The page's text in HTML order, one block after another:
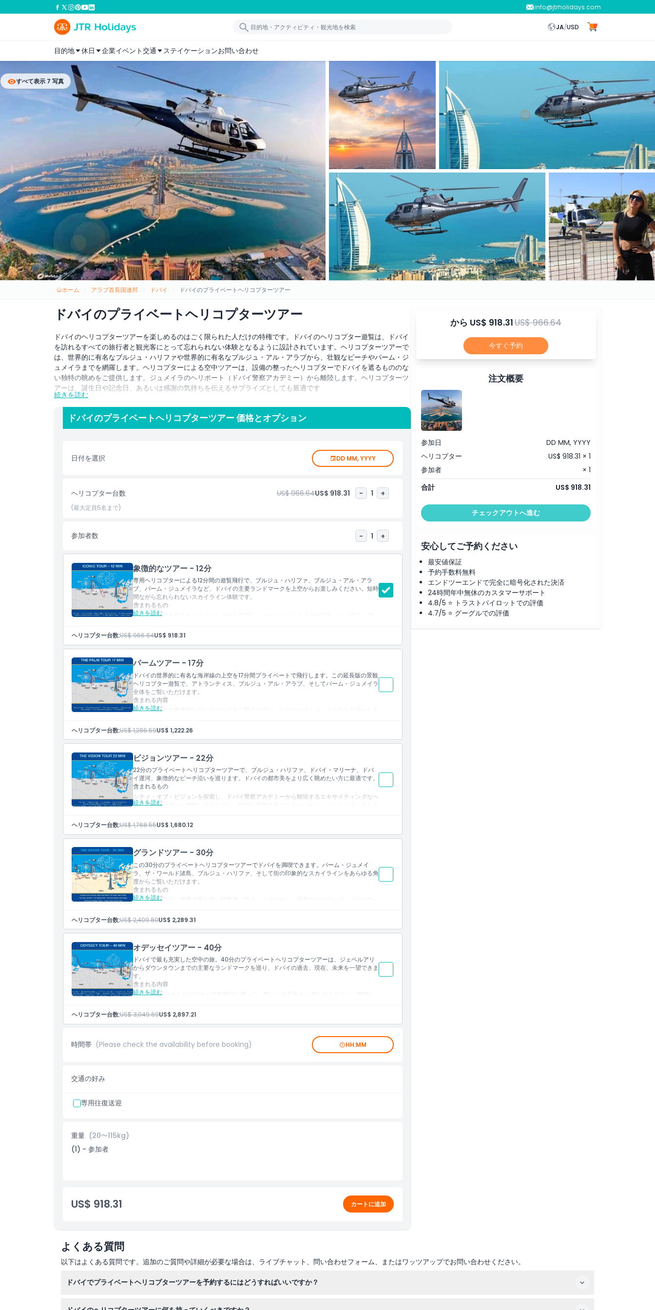
info@jtrholidays.com
JA/USD
目的地 休日 企業イベント交通 ステイケーションお問い合わせ
すべて表示 7 写真
ホーム アラブ首長国連邦 ドバイ ドバイのプライベートヘリコプターツアー
ドバイのプライベートヘリコプターツアー
ドバイのヘリコプターツアーを楽しめるのはごく限られた人だけの特権です。ドバイのヘリコプター遊覧は、ドバイ
を訪れるすべての旅行者と観光客にとって忘れられない体験となるように設計されています。ヘリコプターツアーで
は、世界的に有名なブルジュ・ハリファや世界的に有名なブルジュ・アル・アラブから、壮観なビーチやパーム・ジ
ュメイラまでを網羅します。ヘリコプターによる空中ツアーは、設備の整ったヘリコプターでドバイを遮るもののな
い独特の眺めをご提供します。ジュメイラのヘリポート（ドバイ警察アカデミー）から離陸します。ヘリコプターツ
アーは、誕生日や記念日、あるいは感謝の気持ちを伝えるサプライズとしても最適です
12分から40分のプライベートヘリコプター遊覧からお選びいただけます。世界的に有名な人工島パーム・ジュメイ
ラ、世界で最も豪華なホテルであるブルジュ・アル・アラブ、そして青々とした美しいドバイのビーチ上空の景色を
お楽しみください。パーム ツアー ドバイを体験し、ドバイのもっとも美しいランドマークのいくつかをご覧くださ
ヘリコプターが建物に近づくと、世界一高い建築物ブルジュ・ハリファの一望をお楽しみいただけます。さらに、新
ます。ツアーが進むにつれて、ジュメイラ沿岸の息をのむような景色、有名なポート・ラシード、そしてUAEで最大
の国旗をご覧になり、感嘆することでしょう。
注意事項
キャンセルポリシー
続きを読む
ドバイのプライベートヘリコプターツアー 価格とオプション
日付を選択 DD MM, YYYY
ヘリコプター台数 US$ 966.64US$ 918.31 - 1 +
(最大定員5名まで)
参加者数 - 1 +
象徴的なツアー - 12分
専用ヘリコプターによる12分間の遊覧飛行で、ブルジュ・ハリファ、ブルジュ・アル・アラ
ブ、パーム・ジュメイラなど、ドバイの主要ランドマークを上空からお楽しみください。短時
間ながら忘れられないスカイライン体験です。
続きを読む
含まれるもの
ドバイ警察アカデミー - ヘリパッドから出発し、パーム・ジュメイラやブルジュ・アル・ア
バイのビーチやザ・ワールド諸島の上空を飛行します。世界で最も高い建築物であるブルジ
ュ・ハリファの驚くべき建築美、ドバイ運河、そしてビジネスベイにある他の芸術的に造られ
た高層ビル群の眺めを堪能してください。ドバイの忘れられない思い出とともに戻ります。
ブルジュ・アル・アラブ
パーム・ジュメイラ
ジュメイラ海岸線
ブルジュ・ハリファ
ゴドルフィン
ビジネスベイ
ドバイ運河
ヘリコプター台数:US$ 966.64US$ 918.31
パームツアー - 17分
ドバイの世界的に有名な海岸線の上空を17分間プライベートで飛行します。この延長版の景観
ヘリコプター遊覧で、アトランティス、ブルジュ・アル・アラブ、そしてパーム・ジュメイラ
全体をご覧いただけます。
続きを読む
含まれる内容
空からドバイの象徴的なランドマークをご覧ください。ヘリドバイ・ジュメイラヘリポートを
めを目にすることができます。世界記録を持つ建造物のいくつか、例えば世界一高い建物ブル
ジュ・ハリファや世界一高いホテルであるJWマリオットホテルなども間近でご覧いただけま
す。ツアーが進むにつれ、ジュメイラ海岸線の息をのむような景色や有名なポート・ラシー
17分間の遊覧飛行
パーム・ジュメイラ
ブルジュ・ハリファ
ブルジュ・アル・アラブ
ビーチ
ドバイ・ウォーターカナル
ポート・ラシード
ヘリコプター台数:US$ 1,286.59US$ 1,222.26
ビジョンツアー - 22分
22分のプライベートヘリコプターツアーで、ブルジュ・ハリファ、ドバイ・マリーナ、ドバ
イ運河、象徴的なビーチ沿いを巡ります。ドバイの都市美をより広く眺めたい方に最適です。
続きを読む
含まれるもの
シティ・オブ・ビジョンを探索し、ドバイ警察アカデミーから離陸するエキサイティングなヘ
リコプターツアーを体験してください。壮観な世界の見どころ—パーム・ジュメイラ、アトラ
空から見渡すと、息をのむほど美しいブルジュ・アル・アラブ（7つ星ホテル）や、世界一高
い建物であるブルジュ・ハリファに驚かされるでしょう。歴史的に位置するヘリテージ・ウィ
ンド・タワー、旧スーク、ドバイ・クリークがある旧ドバイも上空からご覧いただけます。ビ
ブルジュ・アル・アラブ
ザ・ワールド諸島
パーム・ジュメイラ
アトランティス・ホテル
ブルジュ・ハリファ
ドバイ運河
バール・ドバイの風塔
ドバイ・クリーク・ゴルフコース
ジュメイラ海岸線
ヘリコプター台数:US$ 1,768.55US$ 1,680.12
グランドツアー - 30分
この30分のプライベートヘリコプターツアーでドバイを満喫できます。パーム・ジュメイ
ラ、ザ・ワールド諸島、ブルジュ・ハリファ、そして街の印象的なスカイラインをあらゆる角
度からご覧いただけます。
続きを読む
含まれるもの
このツアーでは、世界で最も高い観覧車「アイン・ドバイ」、有名なシーザーズ・ブルーウォ
島、エミレーツ・ヒルズ、ジュメイラ・レイクス・タワーズ、人工運河都市として知られるド
バイ・マリーナ、象徴的なブルジュ・アル・アラブ、パーム・ジュメイラといった建築のラン
ドマークを重点的にご案内します。ジュメイラの海岸線に沿って進むと、高級なブルガリ・リ
縁型建造物「ドバイ・フレーム」もご覧いただけます。さらに、このツアーでは、有名なドバ
イ・クリークも垣間見えます。ドバイ・クリークは交易船の便宜のために造られた人工の水路
で、古風な建物が残り、ドバイの豊かな歴史に神秘的な雰囲気を与えています。
ジュメイラ・レイクス
ブルーウォーターズ
ブルジュ・アル・アラブ
パーム・ジュメイラ
アトランティス・ホテル
ブルジュ・ハリファ
ヘリコプター台数:US$ 2,409.80US$ 2,289.31
オデッセイツアー - 40分
ドバイで最も充実した空中の旅。40分のプライベートヘリコプターツアーは、ジェベルアリ
からダウンタウンまでの主要なランドマークを巡り、ドバイの過去、現在、未来を一望できま
す。
続きを読む
含まれる内容
ドバイで40分のヘリコプター遊覧飛行に乗って、驚くべき景色をお楽しみください。豪華な
るパーム・ジュメイラ上空を飛行します。超高層のブルジュ・ハリファや近代的なジュメイ
ラ・マリーナを見下ろしてください。独特のジェベルアリ・パーム、美しいジュメイラ・レイ
ドバイ・クリーク、ヘリテージ地区もチェック。風塔もお見逃しなく！この遊覧は、ドバイの
古き良き魅力と未来的なスカイラインの両方を体験できます。
ヘリコプター台数:US$ 3,049.69US$ 2,897.21
時間帯 (Please check the availability before booking) HH:MM
交通の好み
専用往復送迎
重量 (20〜115kg)
(1) - 参加者
US$ 918.31 カートに追加
から US$ 918.31US$ 966.64
今すぐ予約
注文概要
参加日
DD MM, YYYY
ヘリコプター
US$ 918.31 × 1
参加者
× 1
合計
US$ 918.31
チェックアウトへ進む
安心してご予約ください
最安値保証
予約手数料無料
エンドツーエンドで完全に暗号化された決済
24時間年中無休のカスタマーサポート
4.8/5 ⭐ トラストパイロットでの評価
4.7/5 ⭐ グーグルでの評価
よくある質問
以下はよくある質問です。追加のご質問や詳細が必要な場合は、ライブチャット、問い合わせフォーム、またはワッツアップでお問い合わせください。
ドバイでプライベートヘリコプターツアーを予約するにはどうすればいいですか？